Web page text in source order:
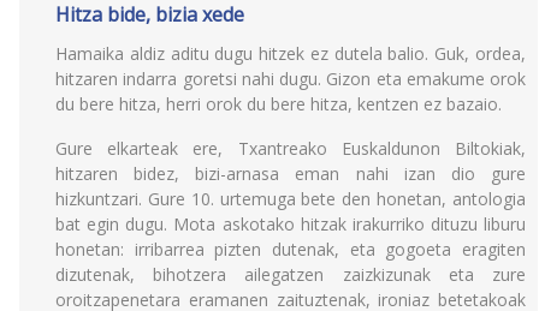
Hitza bide, bizia xede
Hamaika aldiz aditu dugu hitzek ez dutela balio. Guk, ordea,
hitzaren indarra goretsi nahi dugu. Gizon eta emakume orok
du bere hitza, herri orok du bere hitza, kentzen ez bazaio.
Gure elkarteak ere, Txantreako Euskaldunon Biltokiak,
hitzaren bidez, bizi-arnasa eman nahi izan dio gure
hizkuntzari. Gure 10. urtemuga bete den honetan, antologia
bat egin dugu. Mota askotako hitzak irakurriko dituzu liburu
honetan: irribarrea pizten dutenak, eta gogoeta eragiten
dizutenak, bihotzera ailegatzen zaizkizunak eta zure
oroitzapenetara eramanen zaituztenak, ironiaz betetakoak